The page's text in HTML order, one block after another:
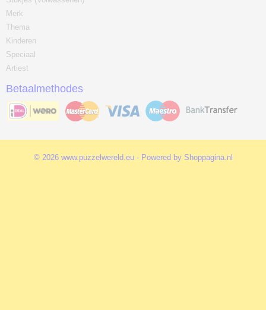
Merk
Thema
Kinderen
Speciaal
Artiest
Betaalmethodes
© 2026 www.puzzelwereld.eu - Powered by Shoppagina.nl